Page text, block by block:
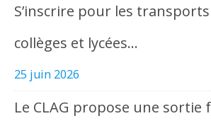
S’inscrire pour les
collèges et lycées…
25 juin 2026
Le CLAG propose une sortie